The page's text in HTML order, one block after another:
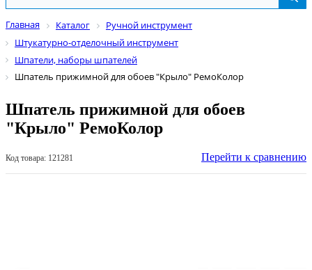
Главная Каталог
Ручной инструмент
Штукатурно-отделочный инструмент
Шпатели, наборы шпателей
Шпатель прижимной для обоев "Крыло" РемоКолор
Шпатель прижимной для обоев
"Крыло" РемоКолор
Код товара: 121281 Перейти к сравнению